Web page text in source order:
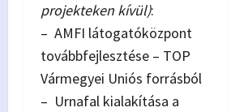
projekteken kívül):
– AMFI látogatóközpont
továbbfejlesztése – TOP
Vármegyei Uniós forrásból
– Urnafal kialakítása a